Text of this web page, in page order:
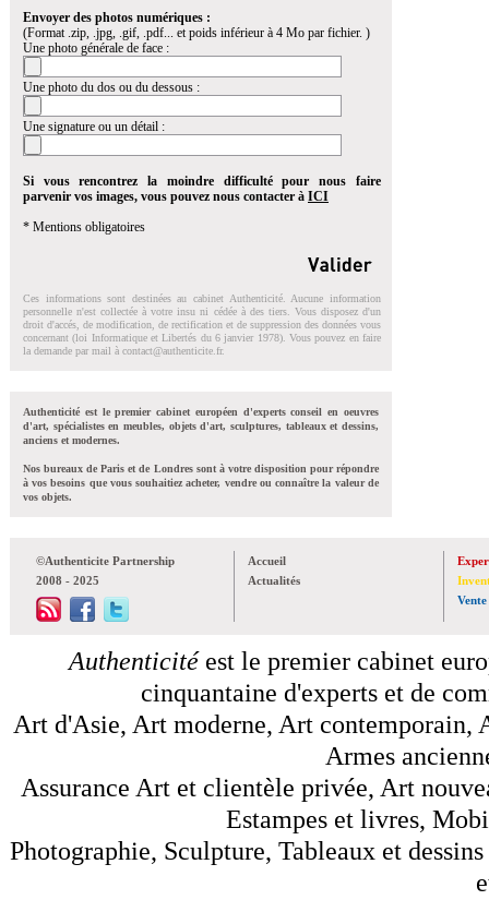
Envoyer des photos numériques :
(Format .zip, .jpg, .gif, .pdf... et poids inférieur à 4 Mo par fichier. )
Une photo générale de face :
Une photo du dos ou du dessous :
Une signature ou un détail :
Si vous rencontrez la moindre difficulté pour nous faire
parvenir vos images, vous pouvez nous contacter à ICI
* Mentions obligatoires
Ces informations sont destinées au cabinet Authenticité. Aucune information
personnelle n'est collectée à votre insu ni cédée à des tiers. Vous disposez d'un
droit d'accés, de modification, de rectification et de suppression des données vous
concernant (loi Informatique et Libertés du 6 janvier 1978). Vous pouvez en faire
la demande par mail à contact@authenticite.fr.
Authenticité est le premier cabinet européen d'experts conseil en oeuvres
d'art, spécialistes en meubles, objets d'art, sculptures, tableaux et dessins,
anciens et modernes.
Nos bureaux de Paris et de Londres sont à votre disposition pour répondre
à vos besoins que vous souhaitiez acheter, vendre ou connaître la valeur de
vos objets.
©Authenticite Partnership
2008 - 2025
Accueil
Actualités
Vente
Authenticitéest le premier cabinet
cinquantaine d'experts et de
Art d'Asie, Art moderne, Art contemporain,
Armes
Assurance Art et clientèle privée, Art
Estampes et livres,
Photographie, Sculpture, Tableaux et